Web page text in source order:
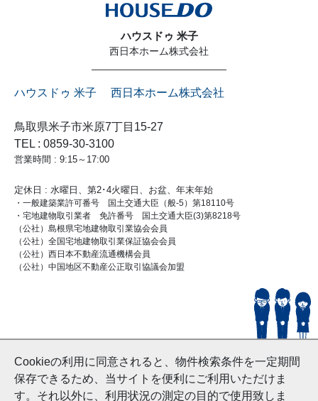
Cookieの利用に同意されると、物件検索条件を一定期間
保存できるため、当サイトを便利にご利用いただけま
す。それ以外に、利用状況の測定の目的で使用致しま
ハウスドゥ 米子
西日本ホーム株式会社
ハウスドゥ 米子 西日本ホーム株式会社
鳥取県米子市米原7丁目15-27
TEL : 0859-30-3100
営業時間 : 9:15～17:00
定休日 : 水曜日、第2･4火曜日、お盆、年末年始
・一般建築業許可番号 国土交通大臣（般-5）第18110号
・宅地建物取引業者 免許番号 国土交通大臣(3)第8218号
（公社）島根県宅地建物取引業協会会員
（公社）全国宅地建物取引業保証協会会員
（公社）西日本不動産流通機構会員
（公社）中国地区不動産公正取引協議会加盟
© HouseDoYonago
and Nishinihon Home Co.ltd All Rights Reserved.